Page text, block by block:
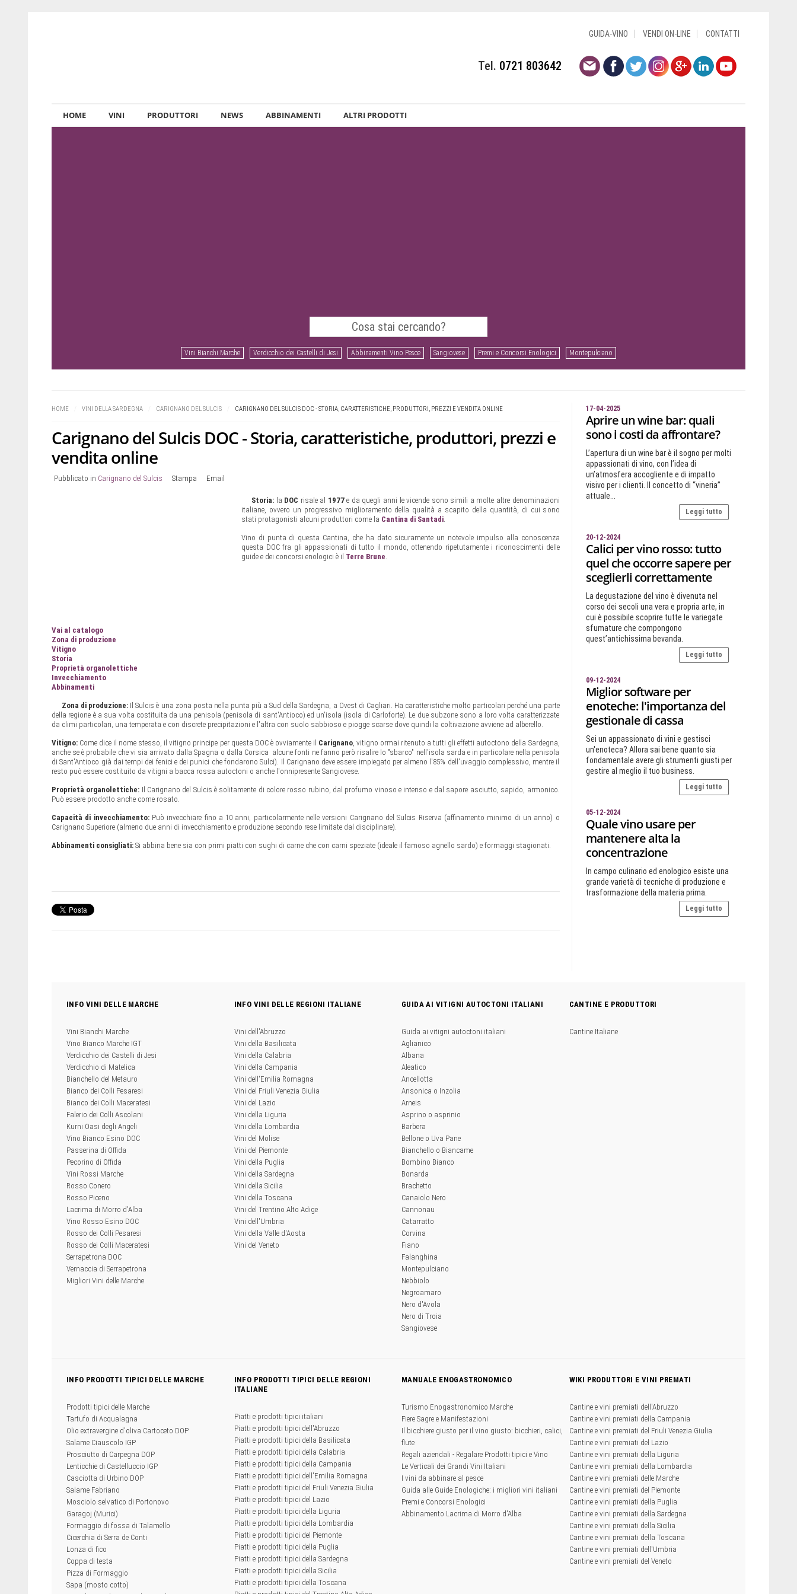
GUIDA-VINO VENDI ON-LINE CONTATTI
Tel. 0721 803642
HOME VINI PRODUTTORI NEWS ABBINAMENTI ALTRI PRODOTTI
Vini Bianchi Marche Verdicchio dei Castelli di Jesi Abbinamenti Vino Pesce Sangiovese Premi e Concorsi Enologici Montepulciano
HOME VINI DELLA SARDEGNA CARIGNANO DEL SULCIS CARIGNANO DEL SULCIS DOC - STORIA, CARATTERISTICHE, PRODUTTORI, PREZZI E VENDITA ONLINE
Carignano del Sulcis DOC - Storia, caratteristiche, produttori, prezzi e
vendita online
Pubblicato in Carignano del Sulcis Stampa Email
Storia: la DOC risale al 1977e da quegli anni le vicende sono simili a molte altre denominazioni
italiane, ovvero un progressivo miglioramento della qualità a scapito della quantità, di cui sono
stati protagonisti alcuni produttori come la Cantina di Santadi.
Vino di punta di questa Cantina, che ha dato sicuramente un notevole impulso alla conoscenza
questa DOC fra gli appassionati di tutto il mondo, ottenendo ripetutamente i riconoscimenti delle
guide e dei concorsi enologici è il Terre Brune.
Vai al catalogo
Zona di produzione
Vitigno
Storia
Proprietà organolettiche
Invecchiamento
Abbinamenti
Zona di produzione: Il Sulcis è una zona posta nella punta più a Sud della Sardegna, a Ovest di Cagliari. Ha caratteristiche molto particolari perché una parte
della regione è a sua volta costituita da una penisola (penisola di sant'Antioco) ed un'isola (isola di Carloforte). Le due subzone sono a loro volta caratterizzate
da climi particolari, una temperata e con discrete precipitazioni e l'altra con suolo sabbioso e piogge scarse dove quindi la coltivazione avviene ad alberello.
Vitigno: Come dice il nome stesso, il vitigno principe per questa DOC è ovviamente il Carignano, vitigno ormai ritenuto a tutti gli effetti autoctono della Sardegna,
anche se è probabile che vi sia arrivato dalla Spagna o dalla Corsica alcune fonti ne fanno però risalire lo "sbarco" nell'isola sarda e in particolare nella penisola
di Sant'Antioco già dai tempi dei fenici e dei punici che fondarono Sulci). Il Carignano deve essere impiegato per almeno l'85% dell'uvaggio complessivo, mentre il
resto può essere costituito da vitigni a bacca rossa autoctoni o anche l'onnipresente Sangiovese.
Proprietà organolettiche: Il Carignano del Sulcis è solitamente di colore rosso rubino, dal profumo vinoso e intenso e dal sapore asciutto, sapido, armonico.
Può essere prodotto anche come rosato.
Capacità di invecchiamento: Può invecchiare fino a 10 anni, particolarmente nelle versioni Carignano del Sulcis Riserva (affinamento minimo di un anno) o
Carignano Superiore (almeno due anni di invecchiamento e produzione secondo rese limitate dal disciplinare).
Abbinamenti consigliati: Si abbina bene sia con primi piatti con sughi di carne che con carni speziate (ideale il famoso agnello sardo) e formaggi stagionati.
17-04-2025
Aprire un wine bar: quali
sono i costi da affrontare?
L’apertura di un wine bar è il sogno per molti
appassionati di vino, con l’idea di
un’atmosfera accogliente e di impatto
visivo per i clienti. Il concetto di “vineria”
attuale...
Leggi tutto
20-12-2024
Calici per vino rosso: tutto
quel che occorre sapere per
sceglierli correttamente
La degustazione del vino è divenuta nel
corso dei secoli una vera e propria arte, in
cui è possibile scoprire tutte le variegate
sfumature che compongono
quest’antichissima bevanda.
Leggi tutto
09-12-2024
Miglior software per
enoteche: l'importanza del
gestionale di cassa
Sei un appassionato di vini e gestisci
un'enoteca? Allora sai bene quanto sia
fondamentale avere gli strumenti giusti per
gestire al meglio il tuo business.
Leggi tutto
05-12-2024
Quale vino usare per
mantenere alta la
concentrazione
In campo culinario ed enologico esiste una
grande varietà di tecniche di produzione e
trasformazione della materia prima.
Leggi tutto
INFO VINI DELLE MARCHE
Vini Bianchi Marche
Vino Bianco Marche IGT
Verdicchio dei Castelli di Jesi
Verdicchio di Matelica
Bianchello del Metauro
Bianco dei Colli Pesaresi
Bianco dei Colli Maceratesi
Falerio dei Colli Ascolani
Kurni Oasi degli Angeli
Vino Bianco Esino DOC
Passerina di Offida
Pecorino di Offida
Vini Rossi Marche
Rosso Conero
Rosso Piceno
Lacrima di Morro d'Alba
Vino Rosso Esino DOC
Rosso dei Colli Pesaresi
Rosso dei Colli Maceratesi
Serrapetrona DOC
Vernaccia di Serrapetrona
Migliori Vini delle Marche
INFO VINI DELLE REGIONI ITALIANE
Vini dell'Abruzzo
Vini della Basilicata
Vini della Calabria
Vini della Campania
Vini dell'Emilia Romagna
Vini del Friuli Venezia Giulia
Vini del Lazio
Vini della Liguria
Vini della Lombardia
Vini del Molise
Vini del Piemonte
Vini della Puglia
Vini della Sardegna
Vini della Sicilia
Vini della Toscana
Vini del Trentino Alto Adige
Vini dell'Umbria
Vini della Valle d'Aosta
Vini del Veneto
GUIDA AI VITIGNI AUTOCTONI ITALIANI
Guida ai vitigni autoctoni italiani
Aglianico
Albana
Aleatico
Ancellotta
Ansonica o Inzolia
Arneis
Asprino o asprinio
Barbera
Bellone o Uva Pane
Bianchello o Biancame
Bombino Bianco
Bonarda
Brachetto
Canaiolo Nero
Cannonau
Catarratto
Corvina
Fiano
Falanghina
Montepulciano
Nebbiolo
Negroamaro
Nero d'Avola
Nero di Troia
Sangiovese
CANTINE E PRODUTTORI
Cantine Italiane
INFO PRODOTTI TIPICI DELLE MARCHE
Prodotti tipici delle Marche
Tartufo di Acqualagna
Olio extravergine d'oliva Cartoceto DOP
Salame Ciauscolo IGP
Prosciutto di Carpegna DOP
Lenticchie di Castelluccio IGP
Casciotta di Urbino DOP
Salame Fabriano
Mosciolo selvatico di Portonovo
Garagoj (Murici)
Formaggio di fossa di Talamello
Cicerchia di Serra de Conti
Lonza di fico
Coppa di testa
Pizza di Formaggio
Sapa (mosto cotto)
INFO PRODOTTI TIPICI DELLE REGIONI
ITALIANE
Piatti e prodotti tipici italiani
Piatti e prodotti tipici dell'Abruzzo
Piatti e prodotti tipici della Basilicata
Piatti e prodotti tipici della Calabria
Piatti e prodotti tipici della Campania
Piatti e prodotti tipici dell'Emilia Romagna
Piatti e prodotti tipici del Friuli Venezia Giulia
Piatti e prodotti tipici del Lazio
Piatti e prodotti tipici della Liguria
Piatti e prodotti tipici della Lombardia
Piatti e prodotti tipici del Piemonte
Piatti e prodotti tipici della Puglia
Piatti e prodotti tipici della Sardegna
Piatti e prodotti tipici della Sicilia
Piatti e prodotti tipici della Toscana
MANUALE ENOGASTRONOMICO
Turismo Enogastronomico Marche
Fiere Sagre e Manifestazioni
Il bicchiere giusto per il vino giusto: bicchieri, calici,
flute
Regali aziendali - Regalare Prodotti tipici e Vino
Le Verticali dei Grandi Vini Italiani
I vini da abbinare al pesce
Guida alle Guide Enologiche: i migliori vini italiani
Premi e Concorsi Enologici
Abbinamento Lacrima di Morro d'Alba
WIKI PRODUTTORI E VINI PREMATI
Cantine e vini premiati dell'Abruzzo
Cantine e vini premiati della Campania
Cantine e vini premiati del Friuli Venezia Giulia
Cantine e vini premiati del Lazio
Cantine e vini premiati della Liguria
Cantine e vini premiati della Lombardia
Cantine e vini premiati delle Marche
Cantine e vini premiati del Piemonte
Cantine e vini premiati della Puglia
Cantine e vini premiati della Sardegna
Cantine e vini premiati della Sicilia
Cantine e vini premiati della Toscana
Cantine e vini premiati dell'Umbria
Cantine e vini premiati del Veneto